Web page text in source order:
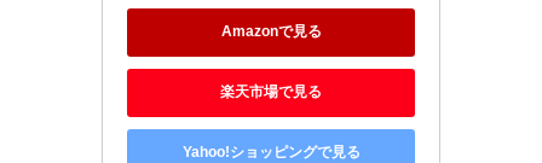
Amazonで見る
楽天市場で見る
Yahoo!ショッピングで見る